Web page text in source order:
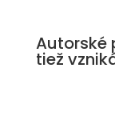
Autorské
tiež